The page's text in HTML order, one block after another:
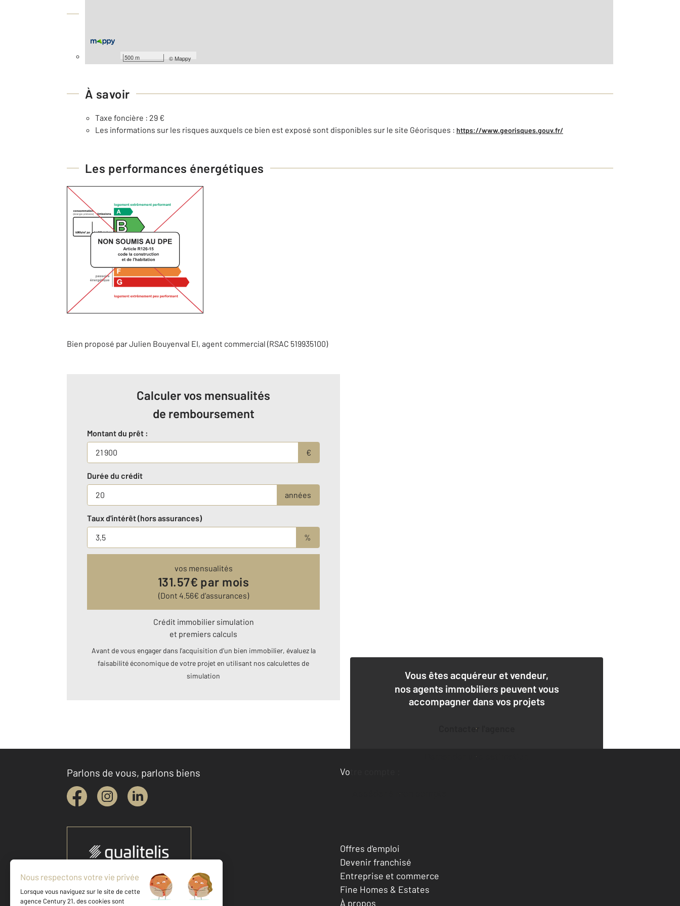
500 m ©Mappy
Général
Façade : 25,62 m
À savoir
Taxe foncière : 29 €
Les informations sur les risques auxquels ce bien est exposé sont disponibles sur le site Géorisques : https://www.georisques.gouv.fr/
Les performances énergétiques
Bien proposé parJulien Bouyenval EI, agent commercial (RSAC 519935100)
Calculer vos mensualités
de remboursement
Montant du prêt :
€
Durée du crédit
années
Taux d'intérêt (hors assurances)
%
vos mensualités
131.57€ par mois
(Dont 4.56€ d’assurances)
Crédit immobilier simulation
et premiers calculs
Avant de vous engager dans l’acquisition d’un bien immobilier, évaluez la
faisabilité économique de votre projet en utilisant nos calculettes de
simulation
Vous êtes acquéreur et vendeur,
nos agents immobiliers peuvent vous
accompagner dans vos projets
Contacter l'agence
Demander une estimation
Parlons de vous, parlons biens
Votre compte :
Accéder à mon compte
Votre agence est notée
Achat
Offres d'emploi
Devenir franchisé
Entreprise et commerce
Fine Homes & Estates
À propos